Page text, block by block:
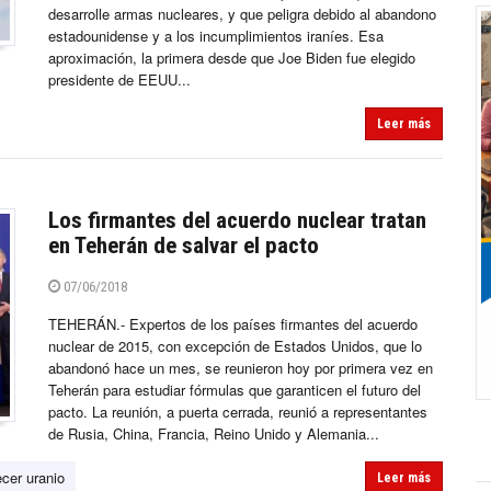
desarrolle armas nucleares, y que peligra debido al abandono
estadounidense y a los incumplimientos iraníes. Esa
aproximación, la primera desde que Joe Biden fue elegido
presidente de EEUU...
Leer más
Los firmantes del acuerdo nuclear tratan
en Teherán de salvar el pacto
07/06/2018
TEHERÁN.- Expertos de los países firmantes del acuerdo
nuclear de 2015, con excepción de Estados Unidos, que lo
abandonó hace un mes, se reunieron hoy por primera vez en
Teherán para estudiar fórmulas que garanticen el futuro del
pacto. La reunión, a puerta cerrada, reunió a representantes
de Rusia, China, Francia, Reino Unido y Alemania...
uranio Leer más